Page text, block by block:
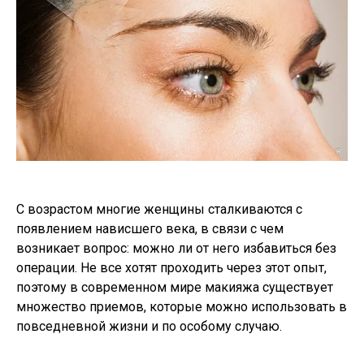
С возрастом многие женщины сталкиваются с
появлением нависшего века, в связи с чем
возникает вопрос: можно ли от него избавиться без
операции. Не все хотят проходить через этот опыт,
поэтому в современном мире макияжа существует
множество приемов, которые можно использовать в
повседневной жизни и по особому случаю.